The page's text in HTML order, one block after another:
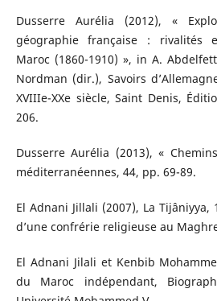
Dusserre Aurélia (2012), «
géographie française : rivalités
Maroc (1860-1910) », in A.
Nordman (dir.), Savoirs
XVIIIe-XXe siècle, Saint Denis,
206.
Dusserre Aurélia (2013), «
méditerranéennes, 44, pp. 69-89.
El Adnani Jillali (2007), La Tijâniyya,
d’une confrérie religieuse au
El Adnani Jilali et Kenbib
du Maroc indépendant,